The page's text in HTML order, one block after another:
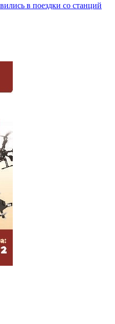
в поездки со станций